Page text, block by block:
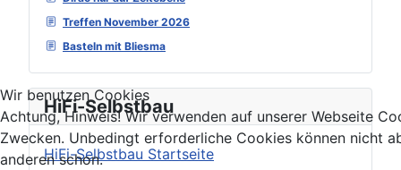
Treffen November 2026
Basteln mit Bliesma
HiFi-Selbstbau
HiFi-Selbstbau Startseite
Wir benutzen Cookies
Achtung, Hinweis! Wir verwenden auf unserer Webseite
Zwecken. Unbedingt erforderliche Cookies können nicht
anderen schon.